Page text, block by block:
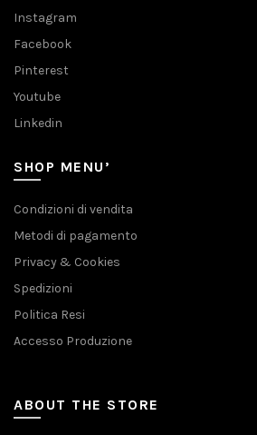
Instagram
Facebook
Pinterest
Youtube
Linkedin
SHOP MENU’
Condizioni di vendita
Metodi di pagamento
Privacy & Cookies
Spedizioni
Politica Resi
Accesso Produzione
ABOUT THE STORE